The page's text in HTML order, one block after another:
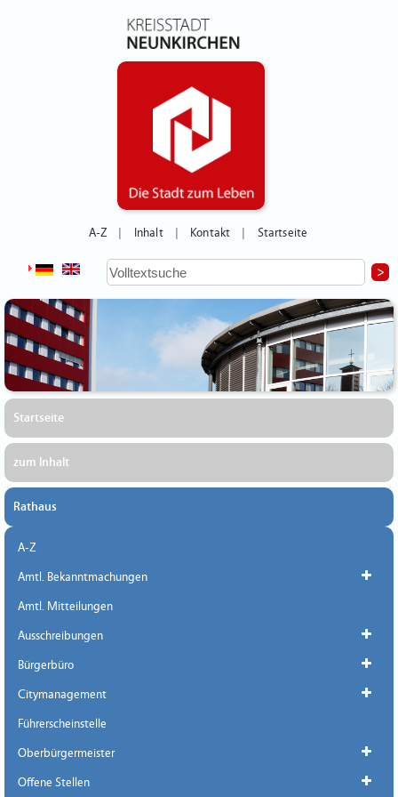
A-Z Inhalt Kontakt Startseite
Startseite
zum Inhalt
Rathaus
A-Z
Amtl. Bekanntmachungen
Amtl. Mitteilungen
Ausschreibungen
Bürgerbüro
Citymanagement
Führerscheinstelle
Oberbürgermeister
Offene Stellen